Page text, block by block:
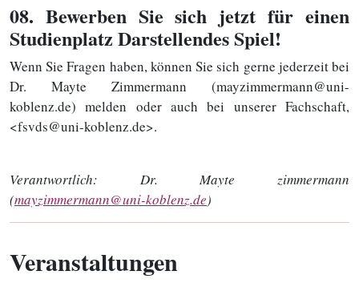
08. Bewerben Sie sich jetzt für einen
Studienplatz Darstellendes Spiel!
Wenn Sie Fragen haben, können Sie sich gerne jederzeit bei
Dr. Mayte Zimmermann (mayzimmermann@uni-
koblenz.de) melden oder auch bei unserer Fachschaft,
<fsvds@uni-koblenz.de>.
Verantwortlich: Dr. Mayte zimmermann
(mayzimmermann@uni-koblenz.de)
Veranstaltungen